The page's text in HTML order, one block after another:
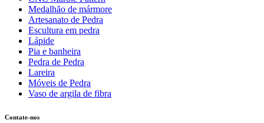
Medalhão de mármore
Artesanato de Pedra
Escultura em pedra
Lápide
Pia e banheira
Pedra de Pedra
Lareira
Móveis de Pedra
Vaso de argila de fibra
Contate-nos